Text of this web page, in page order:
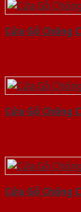
Cửa Gỗ Chống
Cửa Gỗ Chống
Cửa Gỗ Chống